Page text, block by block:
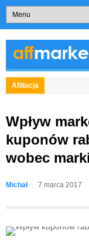
Afiliacja
Wpływ
kuponów
wobec marki
Michał 7 marca 2017